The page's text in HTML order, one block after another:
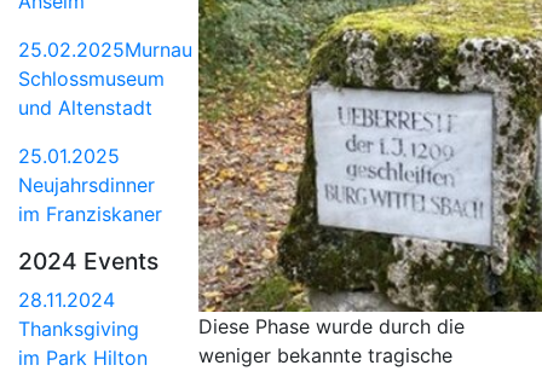
25.02.2025Murnau
Schlossmuseum
und Altenstadt
25.01.2025
Neujahrsdinner
im Franziskaner
2024 Events
28.11.2024
Thanksgiving
im Park Hilton
Diese Phase wurde durch die
weniger bekannte tragische